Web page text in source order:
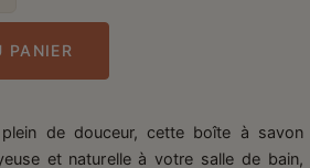
PANIER
de douceur, cette boîte à savon
et naturelle à votre salle de bain,